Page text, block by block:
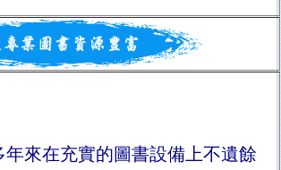
在充實的圖書設備上不遺餘